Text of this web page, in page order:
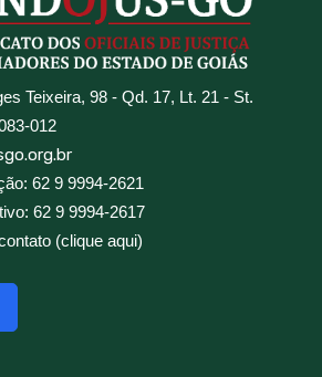
Teixeira, 98 - Qd. 17, Lt. 21 - St.
012
62 9 9994-2621
62 9 9994-2617
(clique aqui)